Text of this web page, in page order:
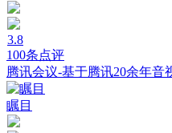
3.8
100条点评
腾讯会议-基于腾讯20余年
瞩目